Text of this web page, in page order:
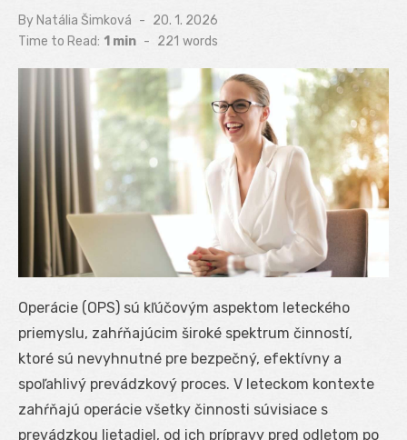
By Natália Šimková
Posted
on
20. 1. 2026
Time to Read: 1 min - 221 words
Operácie (OPS) sú kľúčovým aspektom leteckého
priemyslu, zahŕňajúcim široké spektrum činností,
ktoré sú nevyhnutné pre bezpečný, efektívny a
spoľahlivý prevádzkový proces. V leteckom kontexte
zahŕňajú operácie všetky činnosti súvisiace s
prevádzkou lietadiel, od ich prípravy pred odletom po